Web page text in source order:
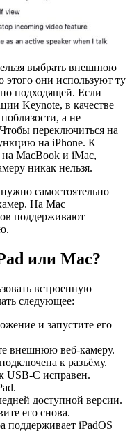
выбрать внешнюю
они используют ту
подходящей. Если
Keynote, в качестве
а не
переключиться на
на iPhone. К
на MacBook и iMac,
никак нельзя.
самостоятельно
На Mac
поддерживают
или Mac?
встроенную
следующее:
и запустите его
внешнюю веб-камеру.
к разъёму.
USB-C исправен.
доступной версии.
его снова.
поддерживает iPadOS